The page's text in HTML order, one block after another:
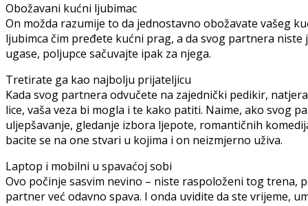
Obožavani kućni ljubimac
On možda razumije to da jednostavno obožavate vašeg
ljubimca čim pređete kućni prag, a da svog partnera
ugase, poljupce sačuvajte ipak za njega.
Tretirate ga kao najbolju prijateljicu
Kada svog partnera odvučete na zajednički pedikir,
lice, vaša veza bi mogla i te kako patiti. Naime, ako svog
uljepšavanje, gledanje izbora ljepote, romantičnih
bacite se na one stvari u kojima i on neizmjerno uživa.
Laptop i mobilni u spavaćoj sobi
Ovo počinje sasvim nevino – niste raspoloženi tog trena,
partner već odavno spava. I onda uvidite da ste vrijeme,